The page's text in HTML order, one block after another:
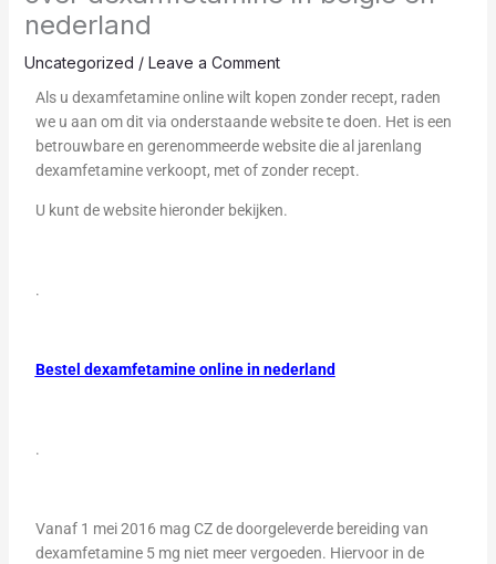
nederland
Uncategorized / Leave a Comment
Als u dexamfetamine online wilt kopen zonder recept, raden
we u aan om dit via onderstaande website te doen. Het is een
betrouwbare en gerenommeerde website die al jarenlang
dexamfetamine verkoopt, met of zonder recept.
U kunt de website hieronder bekijken.
.
Bestel dexamfetamine online in nederland
.
Vanaf 1 mei 2016 mag CZ de doorgeleverde bereiding van
dexamfetamine 5 mg niet meer vergoeden. Hiervoor in de